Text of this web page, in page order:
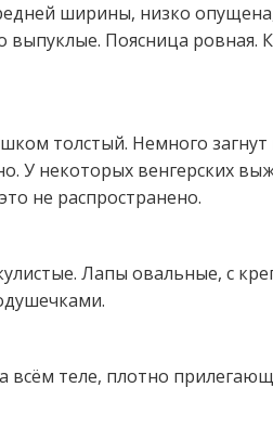
ширины, низко
выпуклые. Поясница ровная.
толстый. Немного загнут
У некоторых венгерских
не распространено.
Лапы овальные, с
всём теле, плотно